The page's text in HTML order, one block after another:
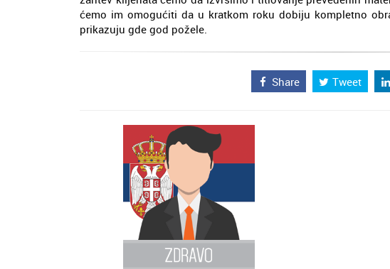
ćemo im omogućiti da u kratkom roku dobiju kompletno
prikazuju gde god požele.
Share Tweet